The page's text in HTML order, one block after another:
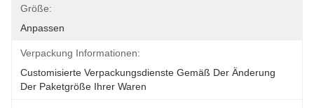
Größe:
Anpassen
Verpackung Informationen:
Customisierte Verpackungsdienste Gemäß Der Änderung
Der Paketgröße Ihrer Waren